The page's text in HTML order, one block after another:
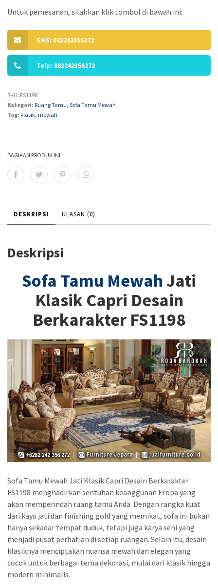
Untuk pemesanan, silahkan klik tombol di bawah ini:
SMS: 082242356272
Telp: 082242356272
SKU: FS1198
Kategori: Ruang Tamu, Sofa Tamu Mewah
Tag: klasik, mewah
BAGIKAN PRODUK INI
DESKRIPSI ULASAN (0)
Deskripsi
Sofa Tamu Mewah Jati
Klasik Capri Desain
Berkarakter FS1198
Sofa Tamu Mewah Jati Klasik Capri Desain Berkarakter
FS1198 menghadirkan sentuhan keanggunan Eropa yang
akan memperindah ruang tamu Anda. Dengan rangka kuat
dari kayu jati dan finishing gold yang memikat, sofa ini bukan
hanya sekadar tempat duduk, tetapi juga karya seni yang
menjadi pusat perhatian di setiap ruangan. Selain itu, desain
klasiknya menciptakan nuansa mewah dan elegan yang
cocok untuk berbagai tema dekorasi, mulai dari klasik hingga
modern minimalis.